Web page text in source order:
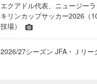
エクアドル代表、ニュージー
キリンカップサッカー2026（
技場）
2026/27シーズン JFA・Ｊリ